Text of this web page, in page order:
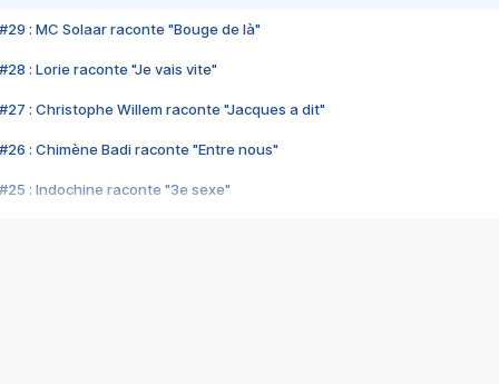
#29 : MC Solaar raconte "Bouge de là"
#28 : Lorie raconte "Je vais vite"
#27 : Christophe Willem raconte "Jacques a dit"
#26 : Chimène Badi raconte "Entre nous"
#25 : Indochine raconte "3e sexe"